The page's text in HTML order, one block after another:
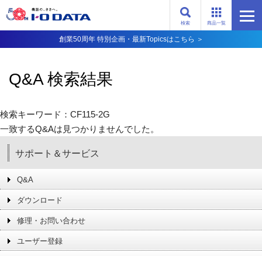
商品一覧
検索
創業50周年 特別企画・最新Topicsはこちら ＞
Q&A 検索結果
検索キーワード：CF115-2G
一致するQ&Aは見つかりませんでした。
サポート＆サービス
Q&A
ダウンロード
修理・お問い合わせ
ユーザー登録